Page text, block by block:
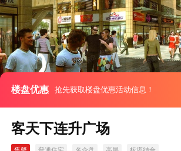
楼盘优惠 抢先获取楼盘优惠活动信息！
客天下连升广场
售罄 普通住宅 名企盘 高层 板塔结合